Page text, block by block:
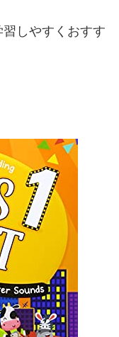
しやすくおすす